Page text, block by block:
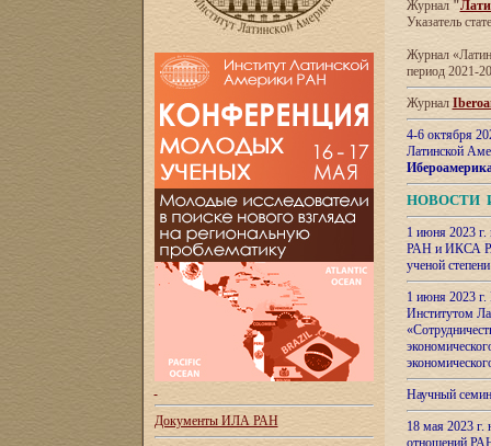
Документы ИЛА РАН
Журнал"
Указатель
Журнал
период 2021-
Журнал
4-6 октября
Латинской
НОВОСТИ
1 июня 2023
РАН и ИКСА
ученой
1 июня 2023
Институтом
Научный
18 мая 2023
отношений